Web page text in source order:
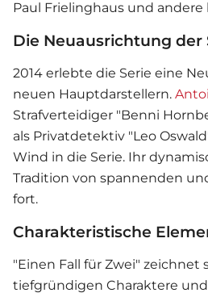
Paul Frielinghaus und
Die Neuausrichtung der
2014 erlebte die Serie eine
neuen Hauptdarstellern.
Strafverteidiger "Benni
als Privatdetektiv "Leo
Wind in die Serie. Ihr
Tradition von spannenden
fort​​.
Charakteristische
"Einen Fall für Zwei" zeichnet
tiefgründigen Charaktere